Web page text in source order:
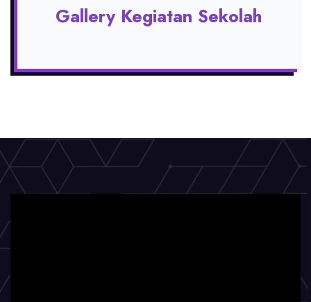
Gallery Kegiatan Sekolah